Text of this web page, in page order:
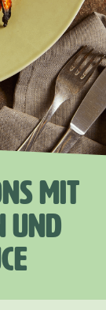
MIT
UND